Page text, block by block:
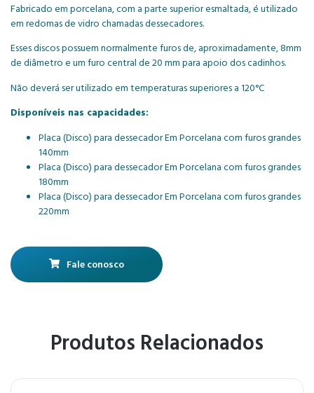
Fabricado em porcelana, com a parte superior esmaltada, é utilizado
em redomas de vidro chamadas dessecadores.
Esses discos possuem normalmente furos de, aproximadamente, 8mm
de diâmetro e um furo central de 20 mm para apoio dos cadinhos.
Não deverá ser utilizado em temperaturas superiores a 120°C
Disponíveis nas capacidades:
Placa (Disco) para dessecador Em Porcelana com furos grandes
140mm
Placa (Disco) para dessecador Em Porcelana com furos grandes
180mm
Placa (Disco) para dessecador Em Porcelana com furos grandes
220mm
Fale conosco
Produtos Relacionados